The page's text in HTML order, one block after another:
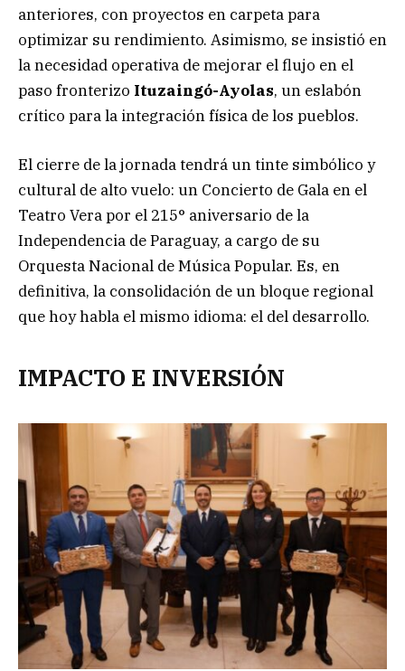
anteriores, con proyectos en carpeta para
optimizar su rendimiento. Asimismo, se insistió en
la necesidad operativa de mejorar el flujo en el
paso fronterizo Ituzaingó-Ayolas, un eslabón
crítico para la integración física de los pueblos.
El cierre de la jornada tendrá un tinte simbólico y
cultural de alto vuelo: un Concierto de Gala en el
Teatro Vera por el 215° aniversario de la
Independencia de Paraguay, a cargo de su
Orquesta Nacional de Música Popular. Es, en
definitiva, la consolidación de un bloque regional
que hoy habla el mismo idioma: el del desarrollo.
IMPACTO E INVERSIÓN